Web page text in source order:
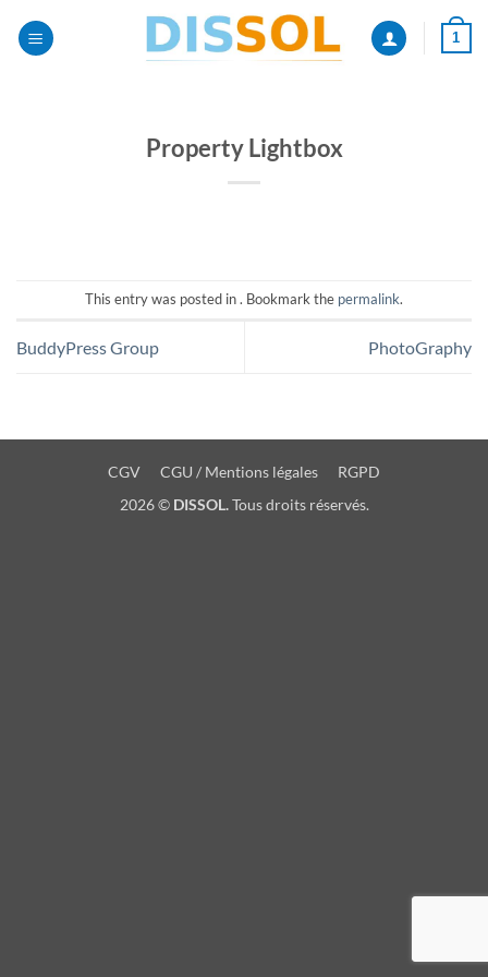
1
Property Lightbox
This entry was posted in . Bookmark the permalink.
BuddyPress Group PhotoGraphy
CGV CGU / Mentions légales
RGPD
2026 © DISSOL.Tous droits réservés.